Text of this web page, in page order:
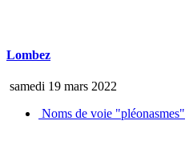
Lombez
samedi 19 mars 2022
Noms de voie "pléonasmes"